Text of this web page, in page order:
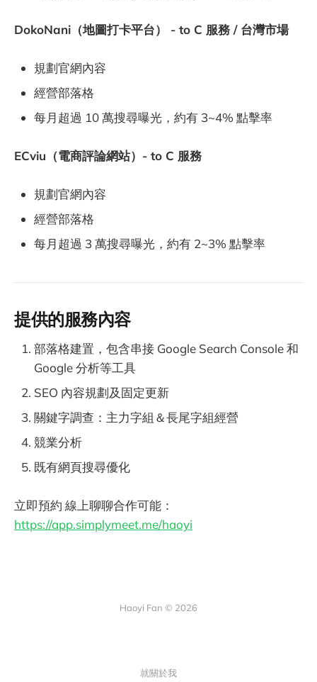
DokoNani（地圖打卡平台） - to C 服務 / 台灣市場
規劃官網內容
經營部落格
每月超過 10 萬搜尋曝光，約有 3~4% 點擊率
ECviu（電商評論網站）- to C 服務
規劃官網內容
經營部落格
每月超過 3 萬搜尋曝光，約有 2~3% 點擊率
提供的服務內容
部落格建置，包含串接 Google Search Console 和
Google 分析等工具
SEO 內容規劃及固定更新
關鍵字調查：主力字組＆長尾字組經營
競業分析
既有網頁搜尋優化
立即預約 線上聊聊合作可能：
https://app.simplymeet.me/haoyi
Haoyi Fan © 2026
就關於我